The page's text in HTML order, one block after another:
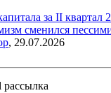
за II квартал
сменился
, 29.07.2026